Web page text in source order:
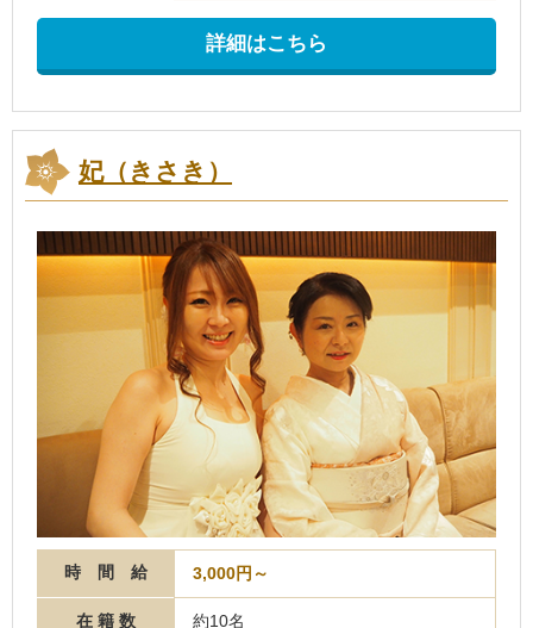
詳細はこちら
妃（きさき）
時 間 給 3,000円～
在 籍 数 約10名